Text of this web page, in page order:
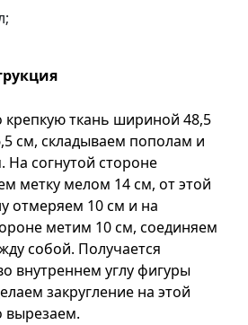
крепкую ткань шириной 48,5
см, складываем пополам и
согнутой стороне
метку мелом 14 см, от этой
отмеряем 10 см и на
метим 10 см, соединяем
собой. Получается
внутреннем углу фигуры
закругление на этой
вырезаем.